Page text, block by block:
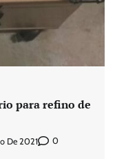
para refino de
De 2021 0